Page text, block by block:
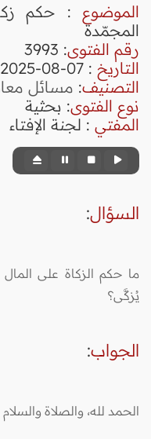
الموضوع : حكم
المجمّدة
رقم الفتوى:
3993
التاريخ : 07-08-2025
التصنيف: مسائل
نوع الفتوى: بحثية
المفتي : لجنة الإفتاء
السؤال:
ما حكم الزكاة على
يُزكَّى؟
الجواب:
الحمد لله، والصلاة